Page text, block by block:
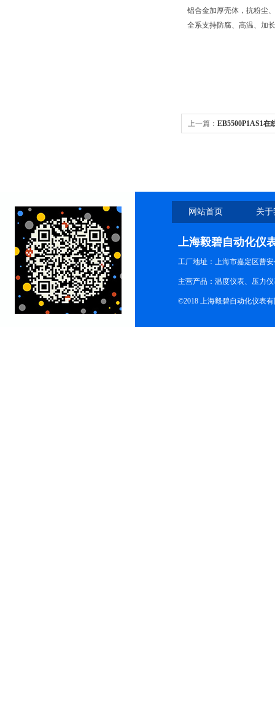
铝合金加厚壳体，抗粉尘
全系支持防腐、高温、加
上一篇： EB5500P1AS1在
网站首页 关
上海毅碧自动化仪
工厂地址：上海市嘉定区曹安
主营产品：温度仪表、压力
©2018 上海毅碧自动化仪表